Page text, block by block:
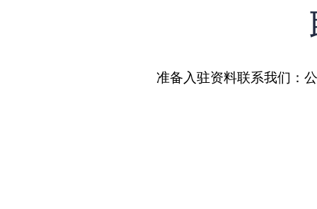
准备入驻资料联系我们：